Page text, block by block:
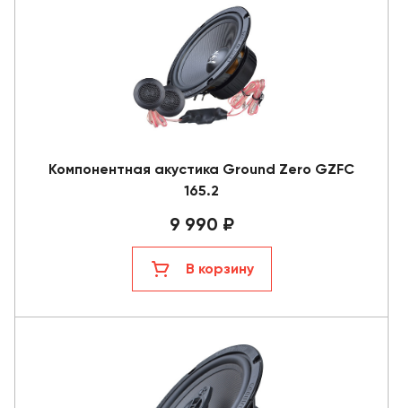
Компонентная акустика Ground Zero GZFC
165.2
9 990 ₽
В корзину